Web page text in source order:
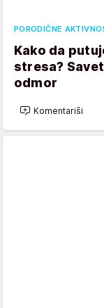
PORODIČNE
Kako da
stresa?
odmor
Komentariši